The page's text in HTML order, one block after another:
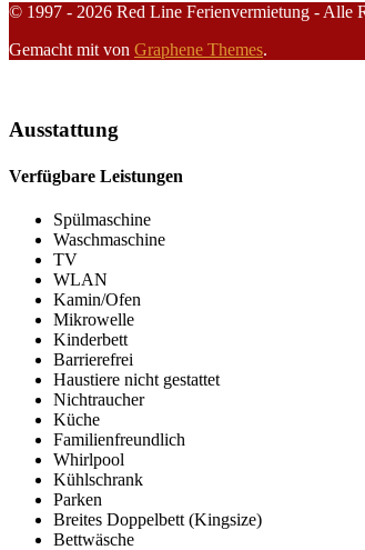
© 1997 - 2026 Red Line Ferienvermietung - Alle
Gemacht mit von Graphene Themes.
Ausstattung
Verfügbare Leistungen
Spülmaschine
Waschmaschine
TV
WLAN
Kamin/Ofen
Mikrowelle
Kinderbett
Barrierefrei
Haustiere nicht gestattet
Nichtraucher
Küche
Familienfreundlich
Whirlpool
Kühlschrank
Parken
Breites Doppelbett (Kingsize)
Bettwäsche